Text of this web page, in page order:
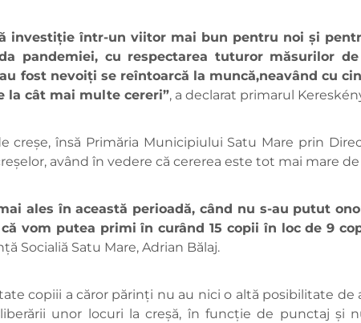
investiție într-un viitor mai bun pentru noi și
pandemiei, cu respectarea tuturor măsurilor
fost nevoiți se reîntoarcă la muncă,neavând cu
la cât mai multe cereri”, a declarat primarul
însă Primăria Municipiului Satu Mare prin
având în vedere că cererea este tot mai mare de
ales în această perioadă, când nu s-au putut
vom putea primi în curând 15 copii în loc de 9
Socialiă Satu Mare, Adrian Bălaj.
copiii a căror părinți nu au nici o altă posibilitate de
unor locuri la creşă, în funcţie de punctaj şi